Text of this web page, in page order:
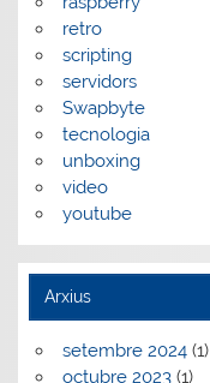
retro
scripting
servidors
Swapbyte
tecnologia
unboxing
video
youtube
Arxius
setembre 2024(1)
octubre 2023(1)